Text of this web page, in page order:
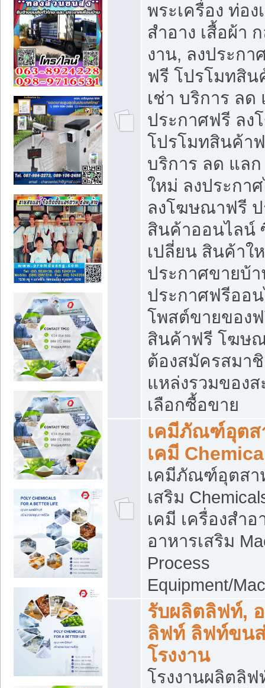
พระเครื่อง ท่อง
สำอาง เสื้อผ้า
งาน, ลงประก
ฟรี โปรโมทสิ
เช่า บริการ ลด
ประกาศฟรี ล
โปรโมทสินค้า
บริการ ลด แล
ใหม่ ลงประกา
ลงโฆษณาฟรี
สินค้าออนไลน์
เปลี่ยน สินค้าใ
ประกาศขายบ้
ประกาศฟรีออ
โพสต์ขายของ
สินค้าฟรี โฆษ
ต้องสมัครสมา
แหล่งรวมของ
เลือกซื้อขาย
เคมีภัณฑ์อุตส
เคมี
เคมีภัณฑ์อุตสา
เสริม
เคมี เครื่องสำ
อาหารเสริม
Process
Equipment/
รับผลิตลิฟท์,
ลิฟท์ ลิฟท์ขน
โรงงาน
โรงงานผลิตลิ